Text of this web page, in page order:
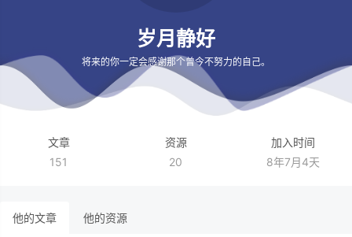
岁月静好
将来的你一定会感谢那个曾今不努力的自己。
文章
151
资源
20
加入时间
8年7月4天
他的文章 他的资源